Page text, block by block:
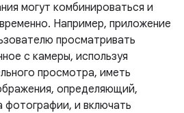
могут комбинироваться и
Например, приложение
просматривать
с камеры, используя
просмотра, иметь
определяющий,
фотографии, и включать